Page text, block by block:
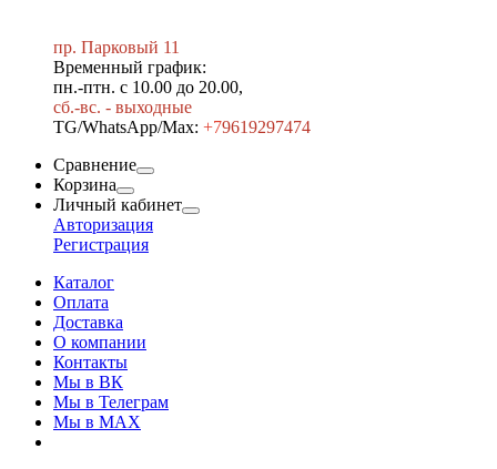
пр. Парковый 11
Временный график:
пн.-птн. с 10.00 до 20.00,
сб.-вс. - выходные
TG/WhatsApp/Max: +79619297474
Сравнение
Корзина
Личный кабинет
Авторизация
Регистрация
Каталог
Оплата
Доставка
О компании
Контакты
Мы в ВК
Мы в Телеграм
Мы в МAX